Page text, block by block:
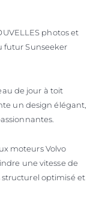
photos et
futur Sunseeker
de jour à toit
un design élégant,
moteurs Volvo
une vitesse de
optimisé et